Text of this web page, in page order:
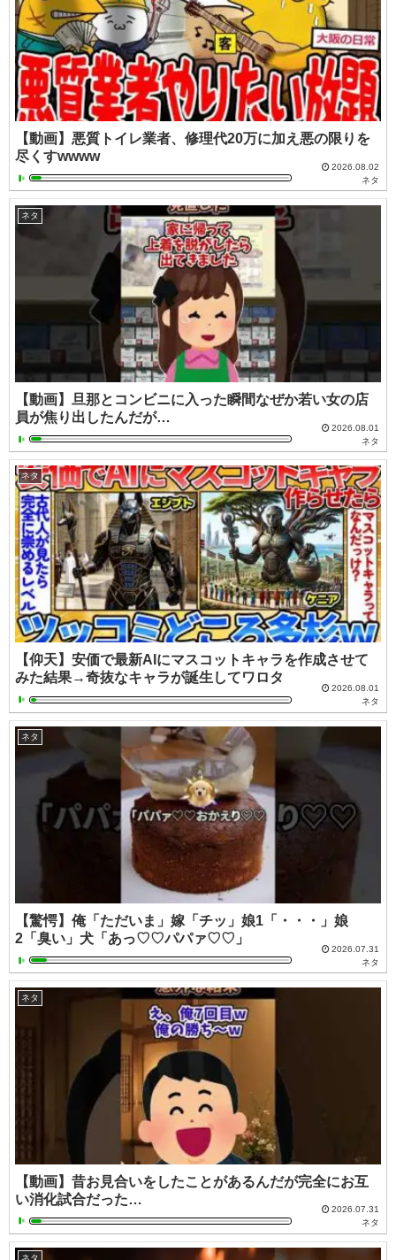
【動画】悪質トイレ業者、修理代20万に加え悪の限りを
尽くすwwww
2026.08.02
ネタ
ネタ
【動画】旦那とコンビニに入った瞬間なぜか若い女の店
員が焦り出したんだが…
2026.08.01
ネタ
ネタ
【仰天】安価で最新AIにマスコットキャラを作成させて
みた結果→奇抜なキャラが誕生してワロタ
2026.08.01
ネタ
ネタ
【驚愕】俺「ただいま」嫁「チッ」娘1「・・・」娘
2「臭い」犬「あっ♡♡パパァ♡♡」
2026.07.31
ネタ
ネタ
【動画】昔お見合いをしたことがあるんだが完全にお互
い消化試合だった…
2026.07.31
ネタ
ネタ